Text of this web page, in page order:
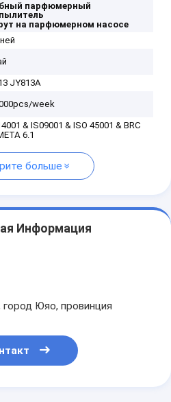
парфюмерный
на парфюмерном насосе
JY813A
week
& IS09001 & ISO 45001 & BRC
6.1
больше
Информация
Юяо, провинция